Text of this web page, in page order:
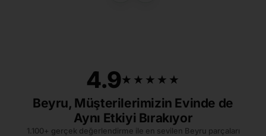
4.9★★★★★
★★★★★
Beyru, Müşterilerimizin Evinde de
Aynı Etkiyi Bırakıyor
1.100+ gerçek değerlendirme ile en sevilen Beyru parçaları